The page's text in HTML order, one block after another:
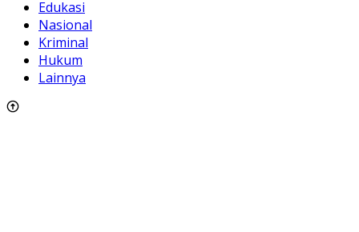
Edukasi
Nasional
Kriminal
Hukum
Lainnya